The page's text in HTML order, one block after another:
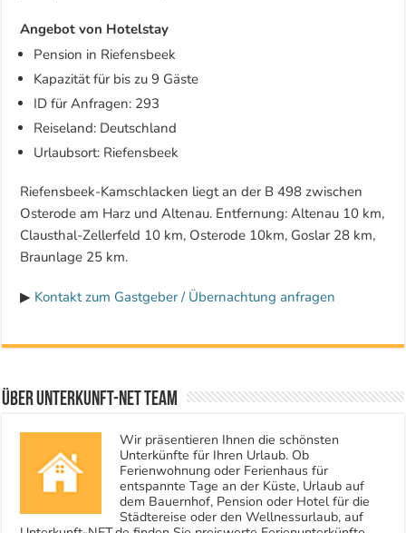
Angebot von Hotelstay
Pension in Riefensbeek
Kapazität für bis zu 9 Gäste
ID für Anfragen: 293
Reiseland: Deutschland
Urlaubsort: Riefensbeek
Riefensbeek-Kamschlacken liegt an der B 498 zwischen
Osterode am Harz und Altenau. Entfernung: Altenau 10 km,
Clausthal-Zellerfeld 10 km, Osterode 10km, Goslar 28 km,
Braunlage 25 km.
▶ Kontakt zum Gastgeber / Übernachtung anfragen
Über Unterkunft-NET Team
Wir präsentieren Ihnen die schönsten
Unterkünfte für Ihren Urlaub. Ob
Ferienwohnung oder Ferienhaus für
entspannte Tage an der Küste, Urlaub auf
dem Bauernhof, Pension oder Hotel für die
Städtereise oder den Wellnessurlaub, auf